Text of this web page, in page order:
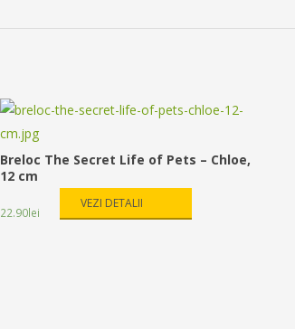
Breloc The Secret Life of Pets – Chloe,
12 cm
22.90lei
VEZI DETALII